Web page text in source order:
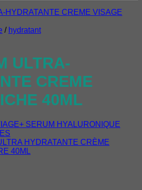
/ hydratant
ULTRA-
CREME
40ML